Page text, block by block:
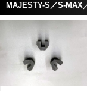
MAJESTY-S／S-MAX